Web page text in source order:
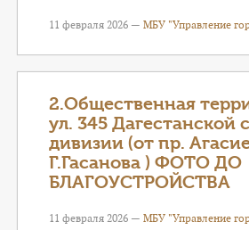
11 февраля 2026 — МБУ "Управление
2.Общественная
ул. 345 Дагестанской
дивизии (от пр.
Г.Гасанова ) ФОТО ДО
БЛАГОУСТРОЙСТВА
11 февраля 2026 — МБУ "Управление